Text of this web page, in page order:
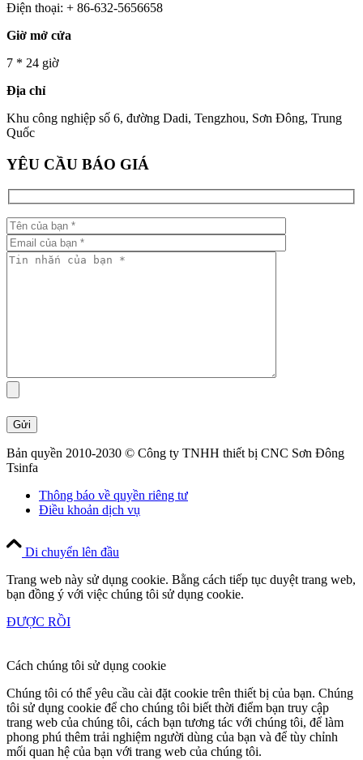
Điện thoại: + 86-632-5656658
Giờ mở cửa
7 * 24 giờ
Địa chỉ
Khu công nghiệp số 6, đường Dadi, Tengzhou, Sơn Đông, Trung
Quốc
YÊU CẦU BÁO GIÁ
Bản quyền 2010-2030 © Công ty TNHH thiết bị CNC Sơn Đông
Tsinfa
Thông báo về quyền riêng tư
Điều khoản dịch vụ
Di chuyển lên đầu
Trang web này sử dụng cookie. Bằng cách tiếp tục duyệt trang web,
bạn đồng ý với việc chúng tôi sử dụng cookie.
ĐƯỢC RỒI
Cách chúng tôi sử dụng cookie
Chúng tôi có thể yêu cầu cài đặt cookie trên thiết bị của bạn. Chúng
tôi sử dụng cookie để cho chúng tôi biết thời điểm bạn truy cập
trang web của chúng tôi, cách bạn tương tác với chúng tôi, để làm
phong phú thêm trải nghiệm người dùng của bạn và để tùy chỉnh
mối quan hệ của bạn với trang web của chúng tôi.